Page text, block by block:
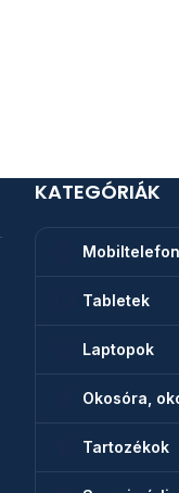
KATEGÓRIÁK
Tabletek
Laptopok
Okosóra,
Tartozékok